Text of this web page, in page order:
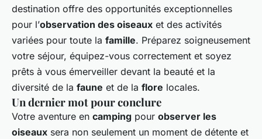
destination offre des opportunités exceptionnelles
pour l’observation des oiseaux et des activités
variées pour toute la famille. Préparez soigneusement
votre séjour, équipez-vous correctement et soyez
prêts à vous émerveiller devant la beauté et la
diversité de la faune et de la flore locales.
Un dernier mot pour conclure
Votre aventure en camping pour observer les
oiseaux sera non seulement un moment de détente et